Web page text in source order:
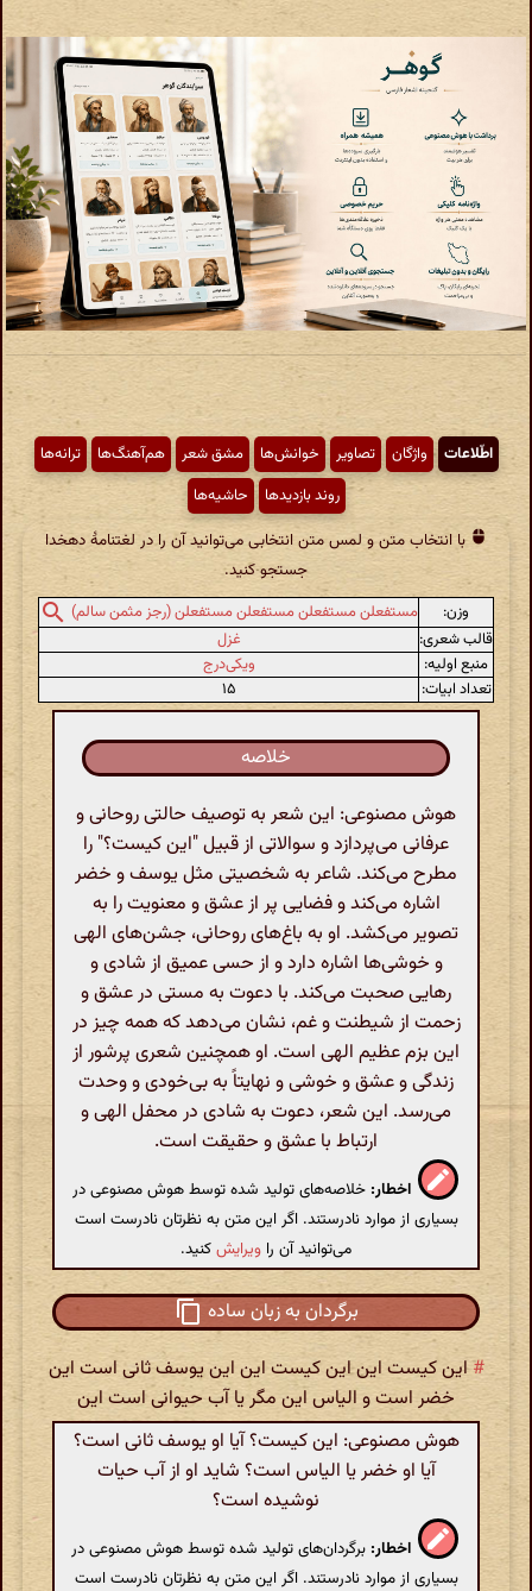
اطّلاعات واژگان تصاویر خوانش‌ها مشق شعر هم‌آهنگ‌ها
ترانه‌ها
روند بازدیدها
حاشیه‌ها
با انتخاب متن و لمس متن انتخابی می‌توانید آن را در لغتنامهٔ دهخدا
جستجو کنید.
وزن:
مستفعلن مستفعلن مستفعلن مستفعلن (رجز مثمن سالم)
قالب شعری:
غزل
منبع اولیه:
ویکی‌درج
تعداد ابیات:
۱۵
خلاصه
هوش مصنوعی: این شعر به توصیف حالتی روحانی و
عرفانی می‌پردازد و سوالاتی از قبیل "این کیست؟" را
مطرح می‌کند. شاعر به شخصیتی مثل یوسف و خضر
اشاره می‌کند و فضایی پر از عشق و معنویت را به
تصویر می‌کشد. او به باغ‌های روحانی، جشن‌های الهی
و خوشی‌ها اشاره دارد و از حسی عمیق از شادی و
رهایی صحبت می‌کند. با دعوت به مستی در عشق و
زحمت از شیطنت و غم، نشان می‌دهد که همه چیز در
این بزم عظیم الهی است. او همچنین شعری پرشور از
زندگی و عشق و خوشی و نهایتاً به بی‌خودی و وحدت
می‌رسد. این شعر، دعوت به شادی در محفل الهی و
ارتباط با عشق و حقیقت است.
اخطار: خلاصه‌های تولید شده توسط هوش مصنوعی در
بسیاری از موارد نادرستند. اگر این متن به نظرتان نادرست است
می‌توانید آن را ویرایشکنید.
برگردان به زبان ساده
#این کیست این این کیست این این یوسف ثانی است این
خضر است و الیاس این مگر یا آب حیوانی است این
هوش مصنوعی: این کیست؟ آیا او یوسف ثانی است؟
آیا او خضر یا الیاس است؟ شاید او از آب حیات
نوشیده است؟
اخطار: برگردان‌های تولید شده توسط هوش مصنوعی در
بسیاری از موارد نادرستند. اگر این متن به نظرتان نادرست است